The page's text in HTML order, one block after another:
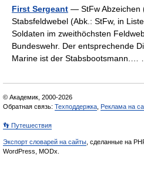
First Sergeant — StFw Abzeichen
Stabsfeldwebel (Abk.: StFw, in
Soldaten im zweithöchsten
Bundeswehr. Der entsprechende
Marine ist der
© Академик, 2000-2026
Обратная связь: Техподдержка Реклама на
👣 Путешествия
Экспорт словарей на сайты , сделанные на
WordPress, MODx.